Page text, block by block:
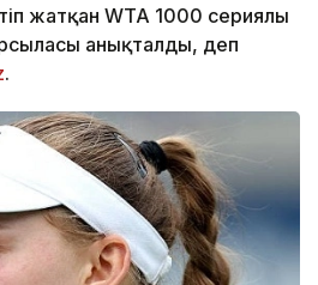
жатқан WTA 1000 сериялы
анықталды, деп
.